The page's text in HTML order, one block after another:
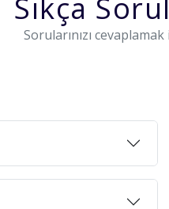
Sıkça
Sorularınızı